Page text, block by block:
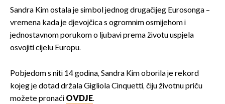
Sandra Kim ostala je simbol jednog drugačijeg Eurosonga –
vremena kada je djevojčica s ogromnim osmijehom i
jednostavnom porukom o ljubavi prema životu uspjela
osvojiti cijelu Europu.
Pobjedom s niti 14 godina, Sandra Kim oborila je rekord
kojeg je dotad držala Gigliola Cinquetti, čiju životnu priču
možete pronaći OVDJE.